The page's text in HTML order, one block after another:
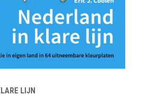
LIJN